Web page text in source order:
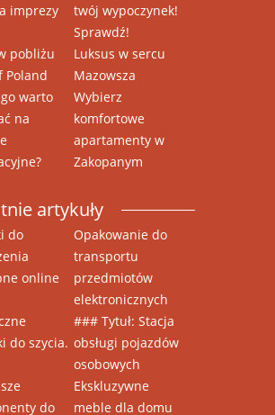
imprezy
twój wypoczynek!
Sprawdź!
pobliżu
Poland
Luksus w sercu
Mazowsza
warto
na
Wybierz
komfortowe
apartamenty w
Zakopanym
artykuły
do
online
Opakowanie do
transportu
przedmiotów
elektronicznych
do szycia.
### Tytuł: Stacja
obsługi pojazdów
osobowych
do
Ekskluzywne
meble dla domu